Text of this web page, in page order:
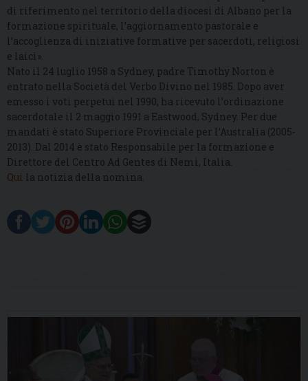
di riferimento nel territorio della diocesi di Albano per la
formazione spirituale, l’aggiornamento pastorale e
l’accoglienza di iniziative formative per sacerdoti, religiosi
e laici».
Nato il 24 luglio 1958 a Sydney, padre Timothy Norton è
entrato nella Società del Verbo Divino nel 1985. Dopo aver
emesso i voti perpetui nel 1990, ha ricevuto l’ordinazione
sacerdotale il 2 maggio 1991 a Eastwood, Sydney. Per due
mandati è stato Superiore Provinciale per l’Australia (2005-
2013). Dal 2014 è stato Responsabile per la formazione e
Direttore del Centro Ad Gentes di Nemi, Italia.
Qui la notizia della nomina.